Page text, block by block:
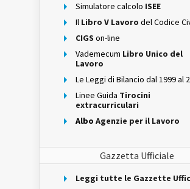
Simulatore calcolo ISEE
Il Libro V Lavoro del Codice
CIGS on-line
Vademecum Libro Unico del
Lavoro
Le Leggi di Bilancio dal 1999 al
Linee Guida Tirocini
extracurriculari
Albo Agenzie per il Lavoro
Gazzetta Ufficiale
Leggi tutte le Gazzette